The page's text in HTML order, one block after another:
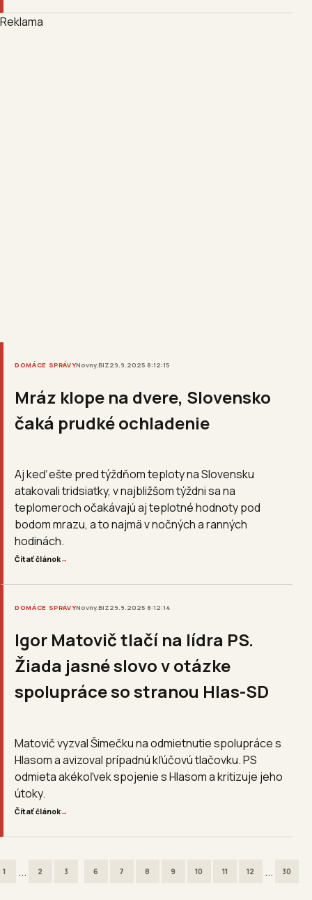
Reklama
DOMÁCE SPRÁVYNovny.BIZ29.9.2025 8:12:15
Mráz klope na dvere, Slovensko
čaká prudké ochladenie
Aj keď ešte pred týždňom teploty na Slovensku
atakovali tridsiatky, v najbližšom týždni sa na
teplomeroch očakávajú aj teplotné hodnoty pod
bodom mrazu, a to najmä v nočných a ranných
hodinách.
Čítať článok→
DOMÁCE SPRÁVYNovny.BIZ29.9.2025 8:12:14
Igor Matovič tlačí na lídra PS.
Žiada jasné slovo v otázke
spolupráce so stranou Hlas-SD
Matovič vyzval Šimečku na odmietnutie spolupráce s
Hlasom a avizoval prípadnú kľúčovú tlačovku. PS
odmieta akékoľvek spojenie s Hlasom a kritizuje jeho
útoky.
Čítať článok→
1 ... 2 3 6 7 8 9 10 11 12 ... 30